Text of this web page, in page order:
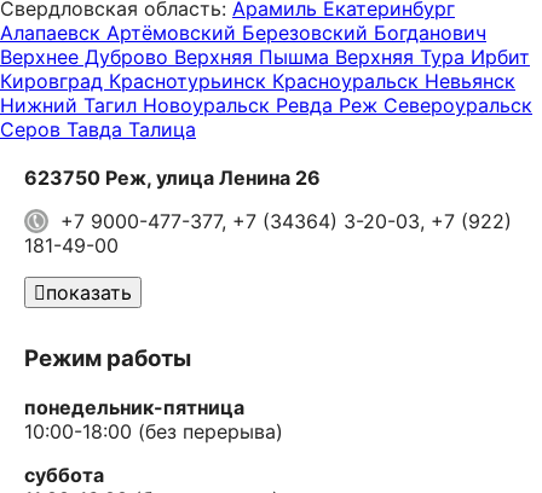
Свердловская область: Арамиль Екатеринбург
Алапаевск Артёмовский Березовский Богданович
Верхнее Дуброво Верхняя Пышма Верхняя Тура Ирбит
Кировград Краснотурьинск Красноуральск Невьянск
Нижний Тагил Новоуральск Ревда Реж Североуральск
Серов Тавда Талица
623750 Реж, улица Ленина 26
+7 9000-477-377, +7 (34364) 3-20-03, +7 (922)
181-49-00
показать
Режим работы
понедельник-пятница
10:00-18:00 (без перерыва)
суббота